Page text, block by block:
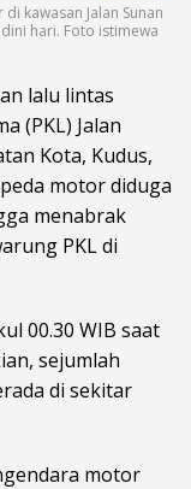
kawasan Jalan Sunan
hari. Foto istimewa
lalu lintas
(PKL) Jalan
Kota, Kudus,
motor diduga
menabrak
PKL di
00.30 WIB saat
sejumlah
di sekitar
motor